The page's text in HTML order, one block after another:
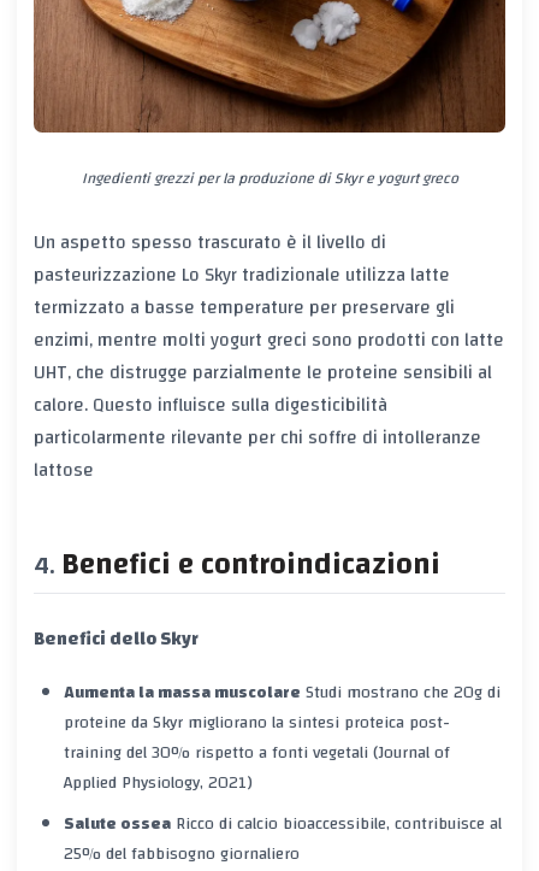
Ingedienti grezzi per la produzione di Skyr e yogurt greco
Un aspetto spesso trascurato è illivello di
pasteurizzazione Lo Skyr tradizionale utilizza latte
termizzato a basse temperature per preservare gli
enzimi, mentre molti yogurt greci sono prodotti con latte
UHT, che distrugge parzialmente le proteine sensibili al
calore. Questo influisce sulla digesticibilità
particolarmente rilevante per chi soffre di intolleranze
lattose
Benefici e controindicazioni
Benefici dello Skyr
Aumenta la massa muscolareStudi mostrano che 20g di
proteine da Skyr migliorano la sintesi proteica post-
training del 30% rispetto a fonti vegetali (Journal of
Applied Physiology, 2021)
Salute osseaRicco di calcio bioaccessibile, contribuisce al
25% del fabbisogno giornaliero